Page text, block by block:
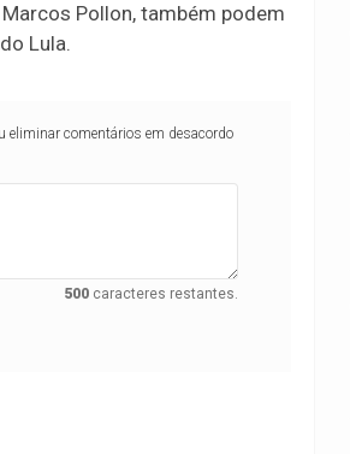
Pollon, também podem
Lula.
eliminar comentários em desacordo
500caracteres restantes.